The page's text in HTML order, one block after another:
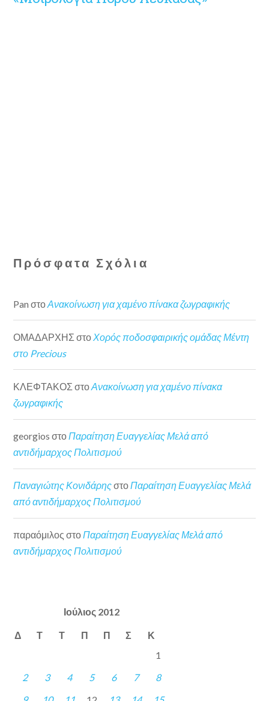
Πρόσφατα Σχόλια
Pan στοΑνακοίνωση για χαμένο πίνακα ζωγραφικής
ΟΜΑΔΑΡΧΗΣ στο Χορός ποδοσφαιρικής ομάδας Μέντη
στο Precious
ΚΛΕΦΤΑΚΟΣ στοΑνακοίνωση για χαμένο πίνακα
ζωγραφικής
georgios στοΠαραίτηση Ευαγγελίας Μελά από
αντιδήμαρχος Πολιτισμού
Παναγιώτης ΚονιδάρηςστοΠαραίτηση Ευαγγελίας Μελά
από αντιδήμαρχος Πολιτισμού
παραόμιλος στοΠαραίτηση Ευαγγελίας Μελά από
αντιδήμαρχος Πολιτισμού
Ιούλιος 2012
Δ Τ Τ Π Π Σ Κ
1
2
3 4 5 6 7
8